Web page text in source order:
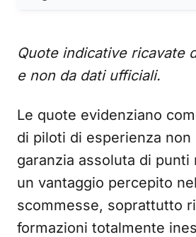
Quote indicative ricavate
e non da dati ufficiali.
Le quote evidenziano
di piloti di esperienza non
garanzia assoluta di punti
un vantaggio percepito
scommesse, soprattutto
formazioni totalmente